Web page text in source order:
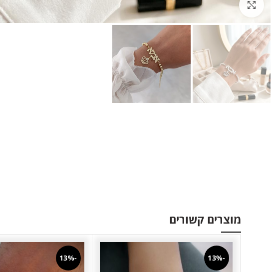
לחצו להגדלה
מוצרים קשורים
-13%
-13%